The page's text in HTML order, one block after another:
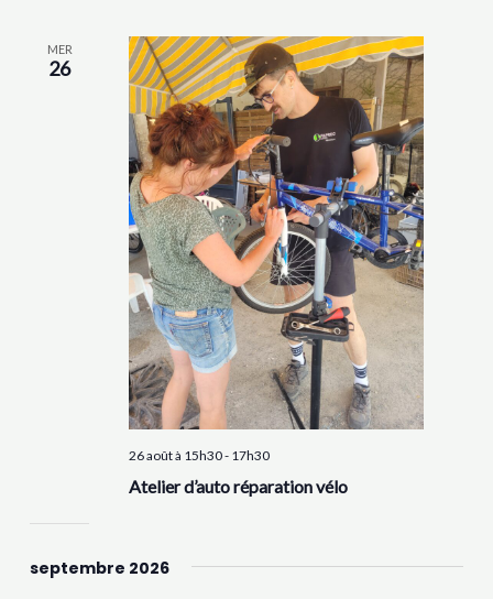
MER
26
Atelier d’auto réparation vélo
26 août à 15h30- 17h30
septembre 2026